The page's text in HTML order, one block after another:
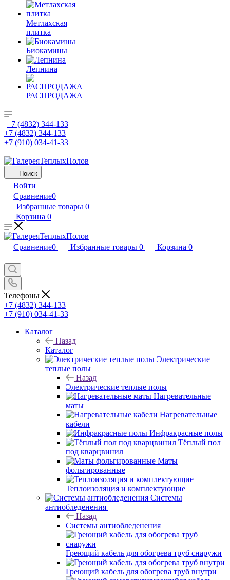
Метлахская
плитка
Биокамины
Лепнина
РАСПРОДАЖА
+7 (4832) 344-133
+7 (4832) 344-133
+7 (910) 034-41-33
Поиск
Войти
Сравнение0
Избранные товары 0
Корзина 0
Сравнение0 Избранные товары 0 Корзина 0
Телефоны
+7 (4832) 344-133
+7 (910) 034-41-33
Каталог
Назад
Каталог
Электрические
теплые полы
Назад
Электрические теплые полы
Нагревательные
маты
Нагревательные
кабели
Инфракрасные полы
Тёплый пол
под кварцвинил
Маты
фольгированные
Теплоизоляция и комплектующие
Системы
антиобледенения
Назад
Системы антиобледенения
Греющий кабель для обогрева труб снаружи
Греющий кабель для обогрева труб внутри